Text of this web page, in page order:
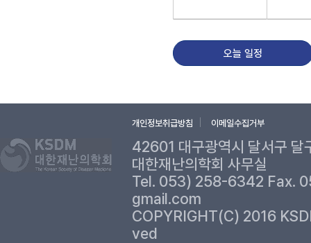
오늘 일정
개인정보취급방침 이메일수집거부
42601 대구광역시 달서구 달
대한재난의학회 사무실
Tel. 053) 258-6342 Fax.
gmail.com
COPYRIGHT(C) 2016
ved